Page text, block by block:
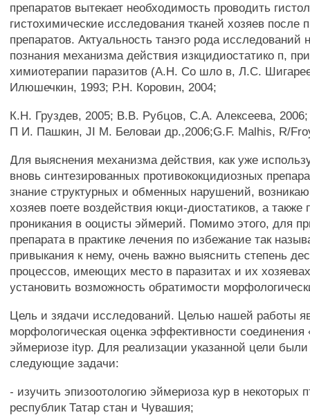
препаратов вытекает необходимость проводить
гистохимические исследования тканей хозяев после
препаратов. Актуальность танэго рода исследований
познания механизма действия изкцидиостатико п,
химиотерапии паразитов (А.Н. Со шло в, Л.С.
Илюшечкин, 1993; Р.Н. Коровин, 2004;
К.Н. Груздев, 2005; B.B. Рубцов, С.А. Алексеева,
П И. Пашкин, JI M. Беловаи др.,2006;G.F. Malhis, R/
Для выяснения механизма действия, как уже
вновь синтезированных противококцидиозных
знание структурных и обменных нарушений,
хозяев поете воздействия юкци-диостатиков, а также
проникания в ооцисты эймерий. Помимо этого, для
препарата в практике лечения по избежание так
привыкания к нему, очень важно выяснить степень
процессов, имеющих место в паразитах и их
установить возможность обратимости
Цель и зядачи исследований. Целью нашей работы
морфологическая оценка эффективности соединения
эймериозе ityp. Для реализации указанной цели
следующие задачи:
- изучить эпизоотологию эймериоза кур в некоторых
республик Татар стан и Чувашия;